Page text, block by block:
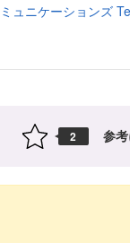
ュニケーションズ
2 参